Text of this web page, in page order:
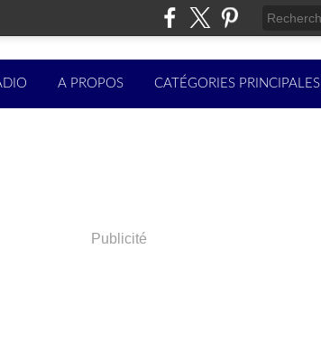
A PROPOS CATÉGORIES PRINCIPALES
Publicité